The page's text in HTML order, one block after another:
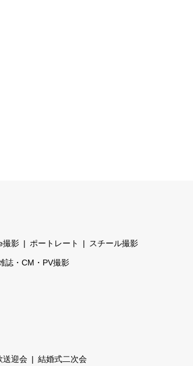
撮影 ポートレート スチール撮影
誌・CM・PV撮影
送迎会 結婚式二次会